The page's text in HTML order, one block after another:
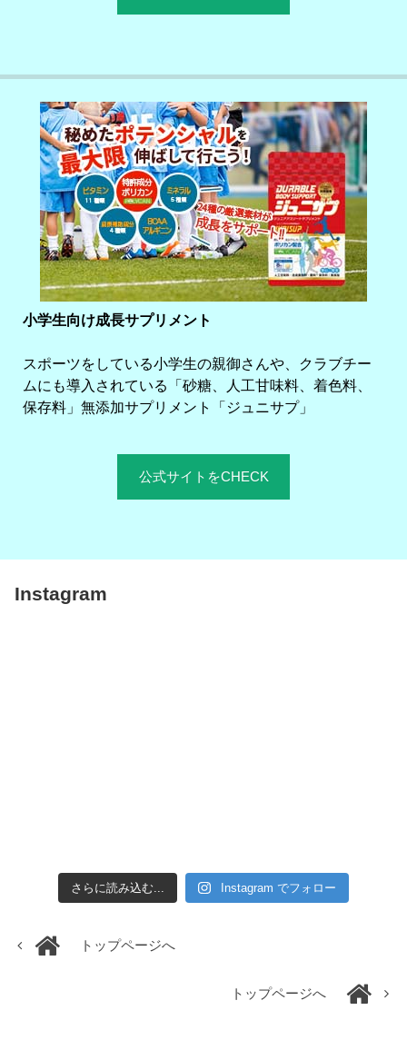
小学生向け成長サプリメント
スポーツをしている小学生の親御さんや、クラブチー
ムにも導入されている「砂糖、人工甘味料、着色料、
保存料」無添加サプリメント「ジュニサプ」
公式サイトをCHECK
Instagram
さらに読み込む... Instagram でフォロー
トップページへ
トップページへ